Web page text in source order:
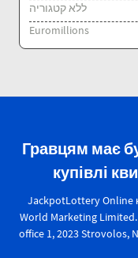
ללא קטגוריה
Euromillions
Гравцям має
купівлі
JackpotLottery Online
World Marketing
office 1, 2023 Strovolos,